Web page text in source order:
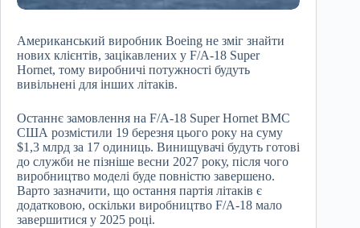
Американський виробник Boeing не зміг знайти
нових клієнтів, зацікавлених у F/A-18 Super
Hornet, тому виробничі потужності будуть
вивільнені для інших літаків.
Останнє замовлення на F/A-18 Super Hornet ВМС
США розмістили 19 березня цього року на суму
$1,3 млрд за 17 одиниць. Винищувачі будуть готові
до служби не пізніше весни 2027 року, після чого
виробництво моделі буде повністю завершено.
Варто зазначити, що остання партія літаків є
додатковою, оскільки виробництво F/A-18 мало
завершитися у 2025 році.